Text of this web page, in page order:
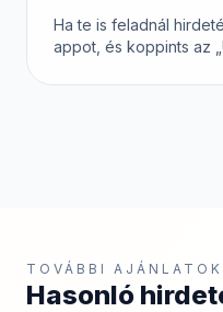
Ha te is feladnál
appot, és koppints az
TOVÁBBI AJÁNLATOK
Hasonló